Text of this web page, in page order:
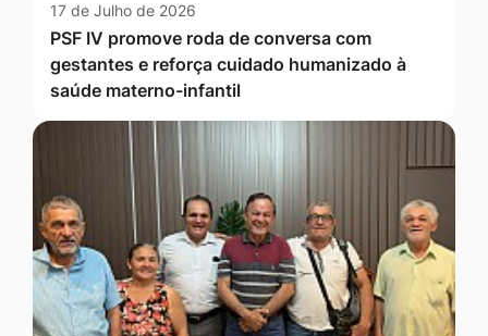
17 de Julho de 2026
PSF IV promove roda de conversa com
gestantes e reforça cuidado humanizado à
saúde materno-infantil